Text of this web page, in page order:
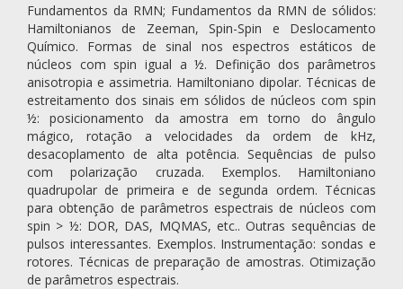
Fundamentos da RMN; Fundamentos da RMN de sólidos:
Hamiltonianos de Zeeman, Spin-Spin e Deslocamento
Químico. Formas de sinal nos espectros estáticos de
núcleos com spin igual a ½. Definição dos parâmetros
anisotropia e assimetria. Hamiltoniano dipolar. Técnicas de
estreitamento dos sinais em sólidos de núcleos com spin
½: posicionamento da amostra em torno do ângulo
mágico, rotação a velocidades da ordem de kHz,
desacoplamento de alta potência. Sequências de pulso
com polarização cruzada. Exemplos. Hamiltoniano
quadrupolar de primeira e de segunda ordem. Técnicas
para obtenção de parâmetros espectrais de núcleos com
spin > ½: DOR, DAS, MQMAS, etc.. Outras sequências de
pulsos interessantes. Exemplos. Instrumentação: sondas e
rotores. Técnicas de preparação de amostras. Otimização
de parâmetros espectrais.